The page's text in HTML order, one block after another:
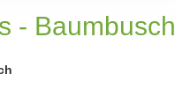
- Baumbusch